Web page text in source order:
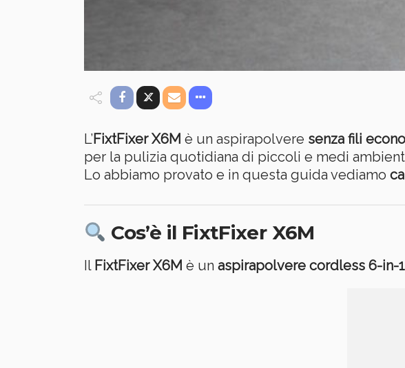
L’FixtFixer X6M è un aspirapolvere senza fili
per la pulizia quotidiana di piccoli e medi
Lo abbiamo provato e in questa guida vediamo
Cos’è il FixtFixer X6M
Il FixtFixer X6M è un aspirapolvere cordless 6-in-1